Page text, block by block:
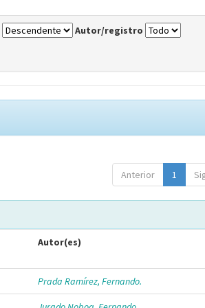
Autor/registro
Anterior 1
Autor(es)
Prada Ramírez, Fernando.